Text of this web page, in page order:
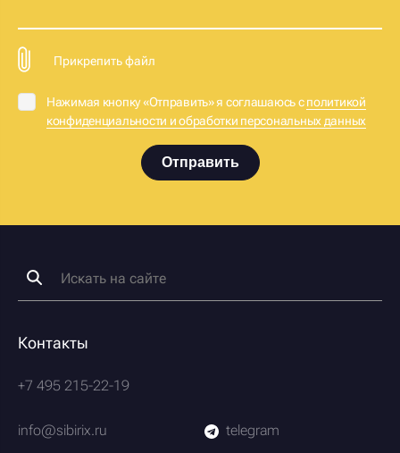
Прикрепить файл
Нажимая кнопку «Отправить» я соглашаюсь сполитикой
конфиденциальности и обработки персональных данных
Отправить
Контакты
+7 495 215-22-19
info@sibirix.ru
telegram